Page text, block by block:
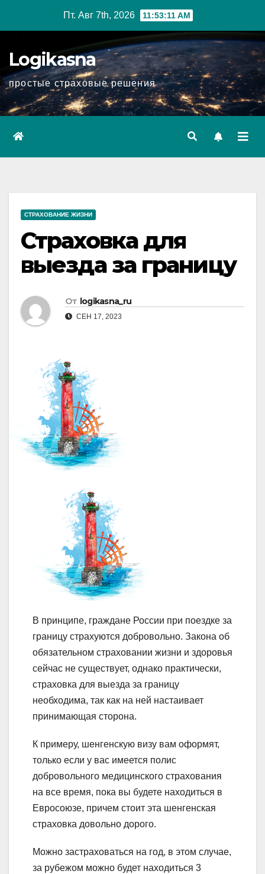
Пт. Авг 7th, 2026 11:53:12 AM
Logikasna
простые страховые решения
СТРАХОВАНИЕ ЖИЗНИ
Страховка для
выезда за границу
От logikasna_ru
СЕН 17, 2023
В принципе, граждане России при поездке за
границу страхуются добровольно. Закона об
обязательном страховании жизни и здоровья
сейчас не существует, однако практически,
страховка для выезда за границу
необходима, так как на ней настаивает
принимающая сторона.
К примеру, шенгенскую визу вам оформят,
только если у вас имеется полис
добровольного медицинского страхования
на все время, пока вы будете находиться в
Евросоюзе, причем стоит эта шенгенская
страховка довольно дорого.
Можно застраховаться на год, в этом случае,
за рубежом можно будет находиться 3